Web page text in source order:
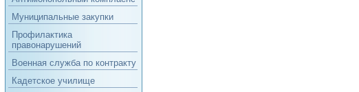
Муниципальные закупки
Профилактика
правонарушений
Военная служба по контракту
Кадетское училище